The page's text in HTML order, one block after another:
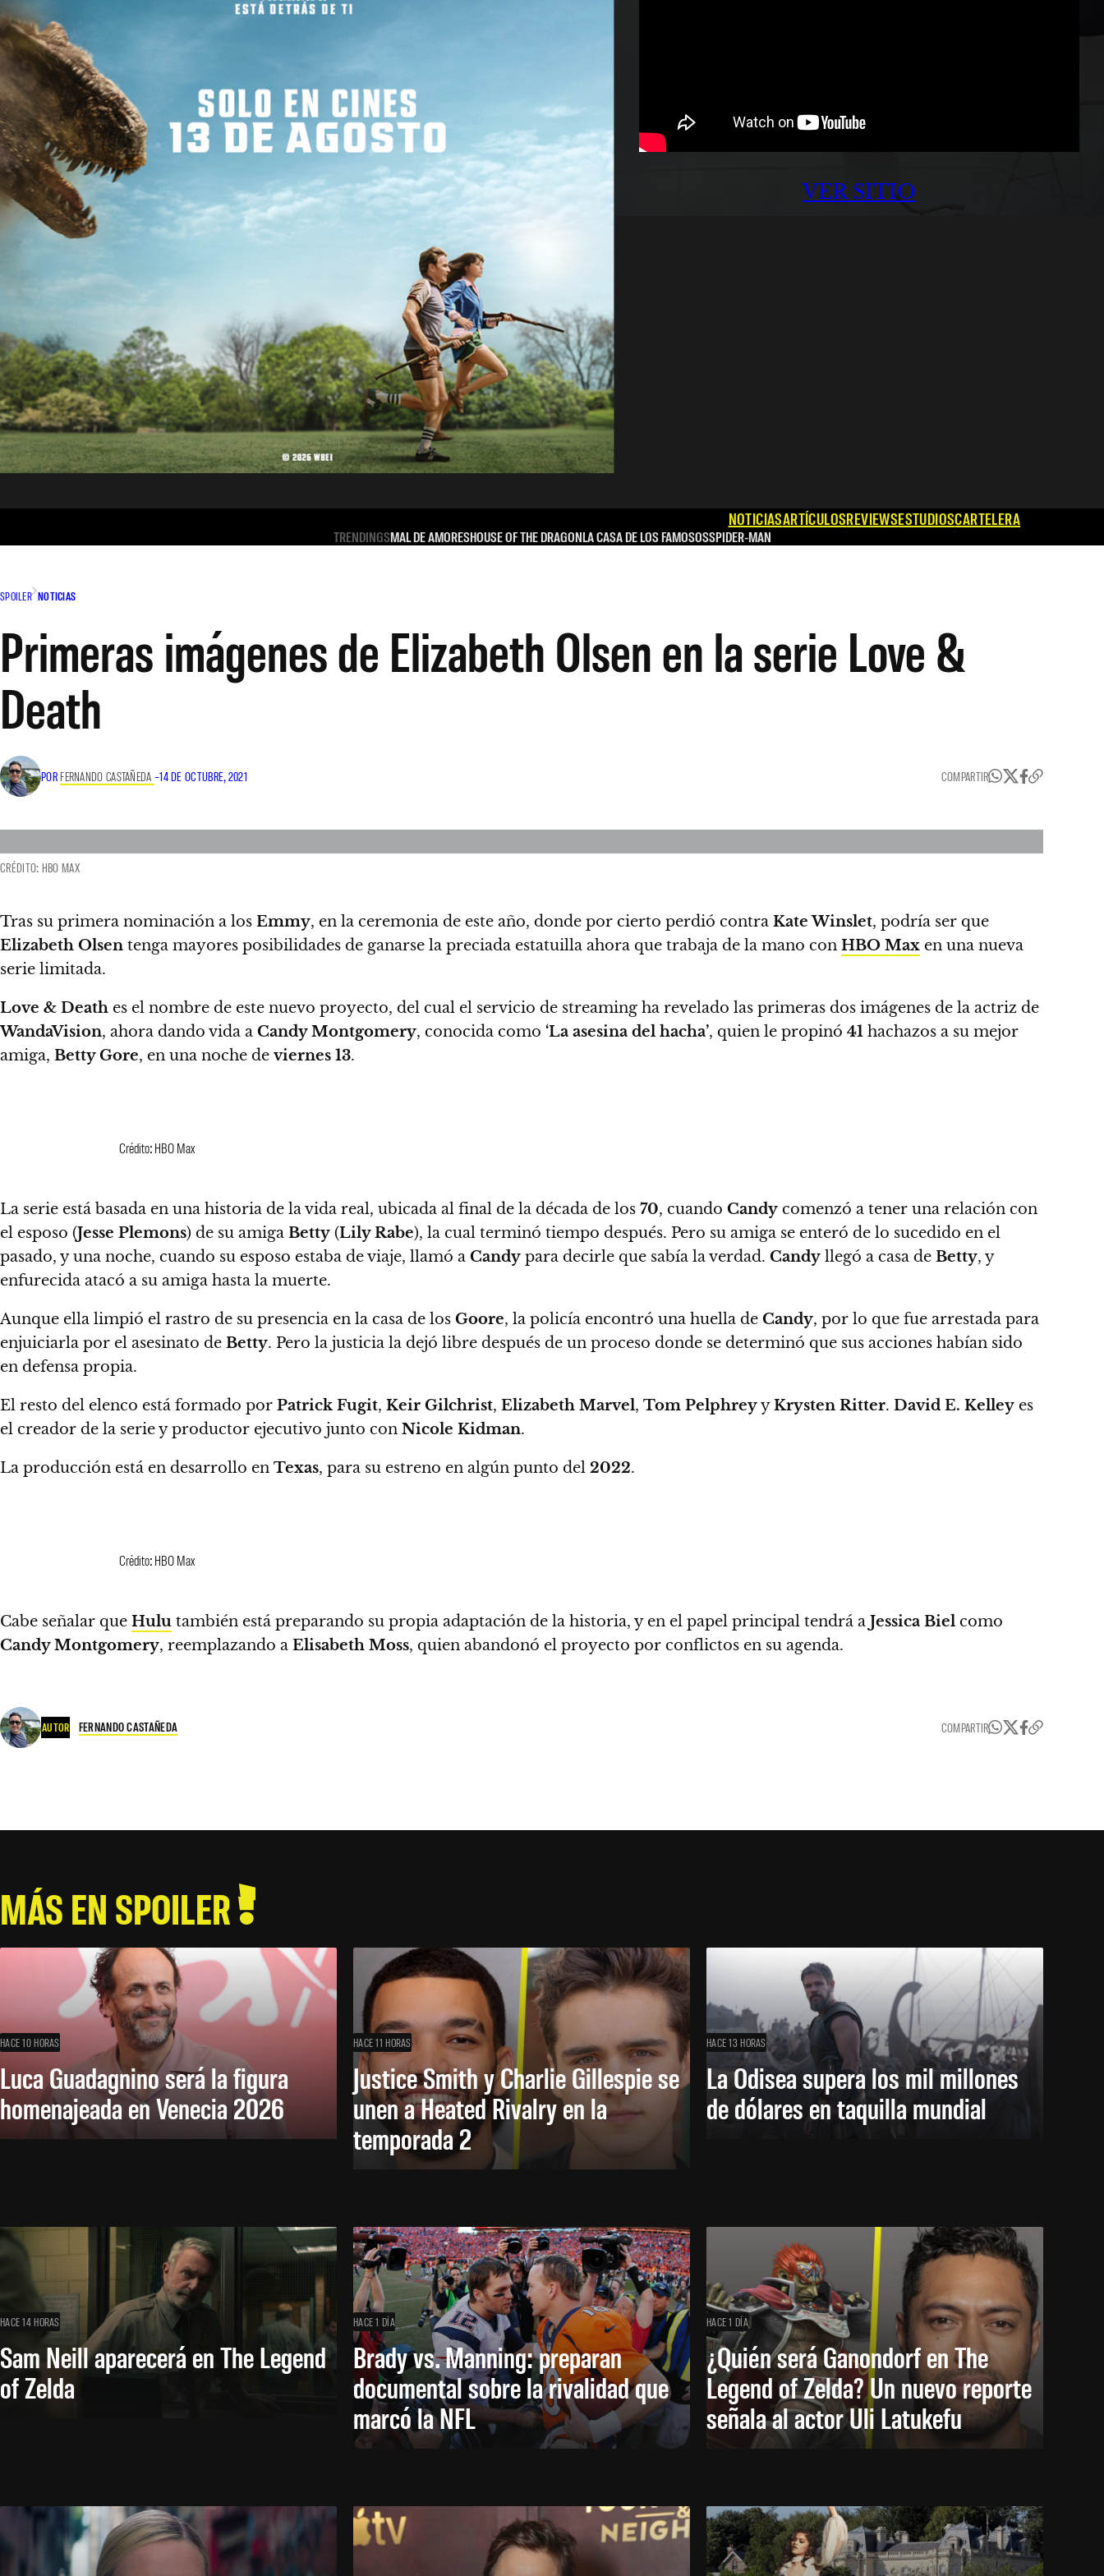
VER SITIO
NOTICIASARTÍCULOSREVIEWSESTUDIOSCARTELERA
TRENDINGSMAL DE AMORESHOUSE OF THE DRAGONLA CASA DE LOS FAMOSOSSPIDER-MAN
SPOILER NOTICIAS
Primeras imágenes de Elizabeth Olsen en la serie Love &
Death
POR FERNANDO CASTAÑEDA –14 DE OCTUBRE, 2021 COMPARTIR
CRÉDITO: HBO MAX
Tras su primera nominación a los Emmy, en la ceremonia de este año, donde por cierto perdió contra Kate Winslet, podría ser que
Elizabeth Olsen tenga mayores posibilidades de ganarse la preciada estatuilla ahora que trabaja de la mano con HBO Max en una nueva
serie limitada.
Love & Death es el nombre de este nuevo proyecto, del cual el servicio de streaming ha revelado las primeras dos imágenes de la actriz de
WandaVision, ahora dando vida a Candy Montgomery, conocida como ‘La asesina del hacha’, quien le propinó 41 hachazos a su mejor
amiga, Betty Gore, en una noche de viernes 13.
Crédito: HBO Max
La serie está basada en una historia de la vida real, ubicada al final de la década de los 70, cuando Candy comenzó a tener una relación con
el esposo (Jesse Plemons) de su amiga Betty (Lily Rabe), la cual terminó tiempo después. Pero su amiga se enteró de lo sucedido en el
pasado, y una noche, cuando su esposo estaba de viaje, llamó a Candy para decirle que sabía la verdad. Candy llegó a casa de Betty, y
enfurecida atacó a su amiga hasta la muerte.
Aunque ella limpió el rastro de su presencia en la casa de los Goore, la policía encontró una huella de Candy, por lo que fue arrestada para
enjuiciarla por el asesinato de Betty. Pero la justicia la dejó libre después de un proceso donde se determinó que sus acciones habían sido
en defensa propia.
El resto del elenco está formado por Patrick Fugit, Keir Gilchrist, Elizabeth Marvel, Tom PelphreyyKrysten Ritter. David E. Kelley es
el creador de la serie y productor ejecutivo junto con Nicole Kidman.
La producción está en desarrollo en Texas, para su estreno en algún punto del 2022.
Crédito: HBO Max
Cabe señalar que Hulu también está preparando su propia adaptación de la historia, y en el papel principal tendrá a Jessica Biel como
Candy Montgomery, reemplazando a Elisabeth Moss, quien abandonó el proyecto por conflictos en su agenda.
AUTOR FERNANDO CASTAÑEDA COMPARTIR
MÁS EN SPOILER
HACE 10 HORAS
Luca Guadagnino será la figura
homenajeada en Venecia 2026
HACE 11 HORAS
Justice Smith y Charlie Gillespie se
unen a Heated Rivalry en la
temporada 2
HACE 13 HORAS
La Odisea supera los mil millones
de dólares en taquilla mundial
HACE 14 HORAS
Sam Neill aparecerá en The Legend
of Zelda
HACE 1 DÍA
Brady vs. Manning: preparan
documental sobre la rivalidad que
marcó la NFL
HACE 1 DÍA
¿Quién será Ganondorf en The
Legend of Zelda? Un nuevo reporte
señala al actor Uli Latukefu